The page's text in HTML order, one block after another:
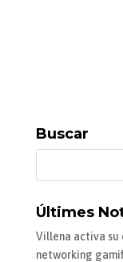
Buscar
Últimes
Villena activa su
networking